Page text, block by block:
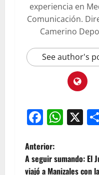
experiencia en
Comunicación.
Camerino
See author's
X
Anterior:
A seguir sumando: El
viajó a Manizales con